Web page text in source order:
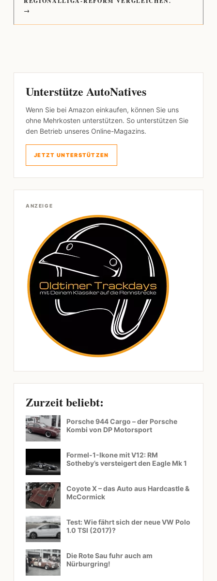
→
Unterstütze AutoNatives
Wenn Sie bei Amazon einkaufen, können Sie uns
ohne Mehrkosten unterstützen. So unterstützen Sie
den Betrieb unseres Online-Magazins.
JETZT UNTERSTÜTZEN
ANZEIGE
Zurzeit beliebt:
Porsche 944 Cargo – der Porsche
Kombi von DP Motorsport
Formel-1-Ikone mit V12: RM
Sotheby’s versteigert den Eagle Mk 1
Coyote X – das Auto aus Hardcastle &
McCormick
Test: Wie fährt sich der neue VW Polo
1.0 TSI (2017)?
Die Rote Sau fuhr auch am
Nürburgring!